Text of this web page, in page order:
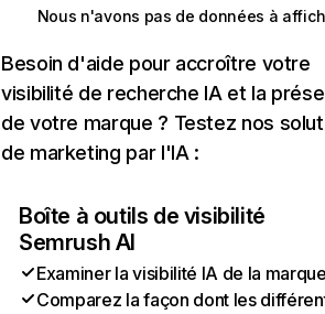
Nous n'avons pas de données à
Besoin d'aide pour accroître votre
visibilité de recherche IA et la
de votre marque ? Testez nos
de marketing par l'IA :
Boîte à outils de visibilité
Semrush AI
Examiner la visibilité IA de la
Comparez la façon dont les